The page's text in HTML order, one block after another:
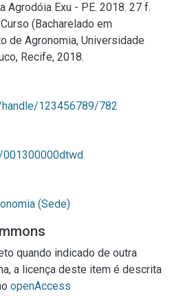
Agrodóia Exu - PE. 2018. 27 f.
(Bacharelado em
de Agronomia, Universidade
Recife, 2018.
123456789/782
(Sede)
quando indicado de outra
a licença deste item é descrita
openAccess